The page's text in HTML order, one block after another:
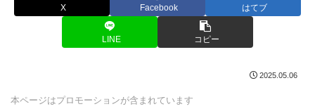
X Facebook はてブ
LINE コピー
2025.05.06
本ページはプロモーションが含まれています